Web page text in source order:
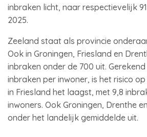
inbraken licht, naar respectievelijk
2025.
Zeeland staat als provincie
Ook in Groningen, Friesland en
inbraken onder de 700 uit.
inbraken per inwoner, is het risico
in Friesland het laagst, met 9,8
inwoners. Ook Groningen, Drenthe
onder het landelijk gemiddelde uit.